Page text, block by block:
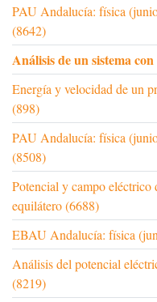
PAU Andalucía: física
(8642)
Análisis de un sistema
Energía y velocidad de un
(898)
PAU Andalucía: física
(8508)
Potencial y campo eléctrico
equilátero (6688)
EBAU Andalucía: física
Análisis del potencial
(8219)